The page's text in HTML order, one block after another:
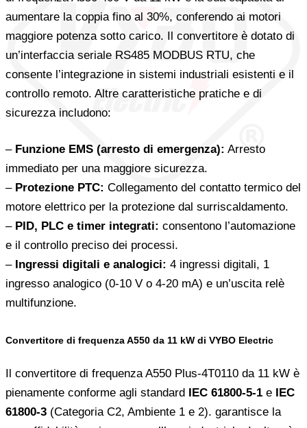
aumentare la coppia fino al 30%, conferendo ai motori
maggiore potenza sotto carico. Il convertitore è dotato di
un’interfaccia seriale RS485 MODBUS RTU, che
consente l’integrazione in sistemi industriali esistenti e il
controllo remoto. Altre caratteristiche pratiche e di
sicurezza includono:
– Funzione EMS (arresto di emergenza): Arresto
immediato per una maggiore sicurezza.
– Protezione PTC: Collegamento del contatto termico del
motore elettrico per la protezione dal surriscaldamento.
– PID, PLC e timer integrati: consentono l’automazione
e il controllo preciso dei processi.
– Ingressi digitali e analogici: 4 ingressi digitali, 1
ingresso analogico (0-10 V o 4-20 mA) e un’uscita relè
multifunzione.
Convertitore di frequenza A550 da 11 kW di VYBO Electric
Il convertitore di frequenza A550 Plus-4T0110 da 11 kW è
pienamente conforme agli standard IEC 61800-5-1 e IEC
61800-3 (Categoria C2, Ambiente 1 e 2). garantisce la